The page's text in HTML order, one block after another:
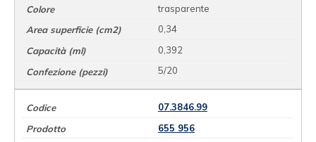
trasparente
0,34
0,392
5/20
07.3846.99
655 956